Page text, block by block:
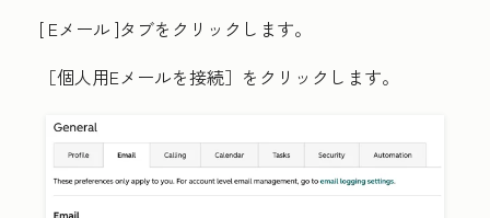
[ Eメール ]タブをクリックします。
［個人用Eメールを接続］ をクリックします。